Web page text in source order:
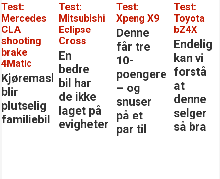
Test:
Mercedes
CLA
shooting
brake
4Matic
Kjøremaskinen
blir
plutselig
familiebil
Test:
Mitsubishi
Eclipse
Cross
En
bedre
bil har
de ikke
laget på
evigheter
Test:
Xpeng X9
Denne
får tre
10-
poengere
– og
snuser
på et
par til
Test:
Toyota
bZ4X
Endelig
kan vi
forstå
at
denne
selger
så bra